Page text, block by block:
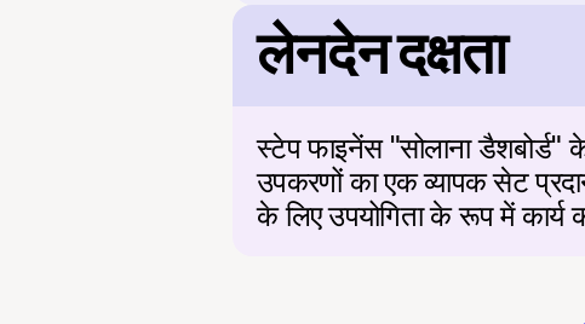
लेनदेन दक्षता
स्टेप फाइनेंस "सोलाना डैशबोर्ड"
उपकरणों का एक व्यापक सेट
के लिए उपयोगिता के रूप में कार्य